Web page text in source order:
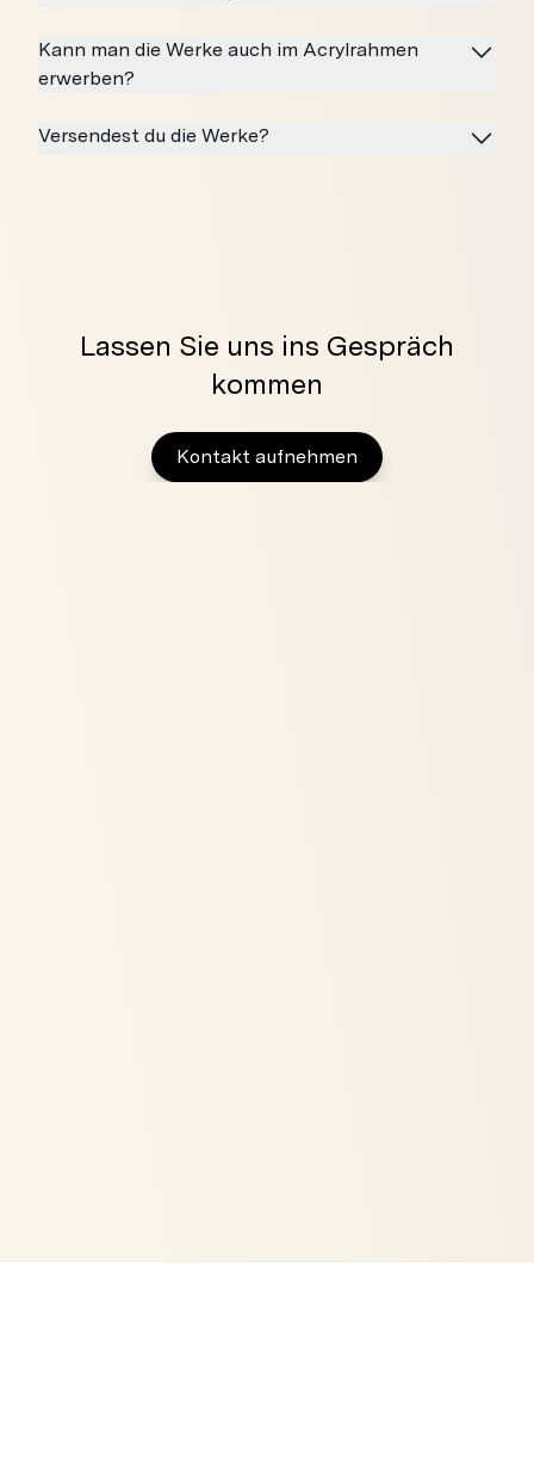
Kann man die Werke auch im Acrylrahmen
erwerben?
Versendest du die Werke?
Lassen Sie uns ins Gespräch
kommen
Kontakt aufnehmen